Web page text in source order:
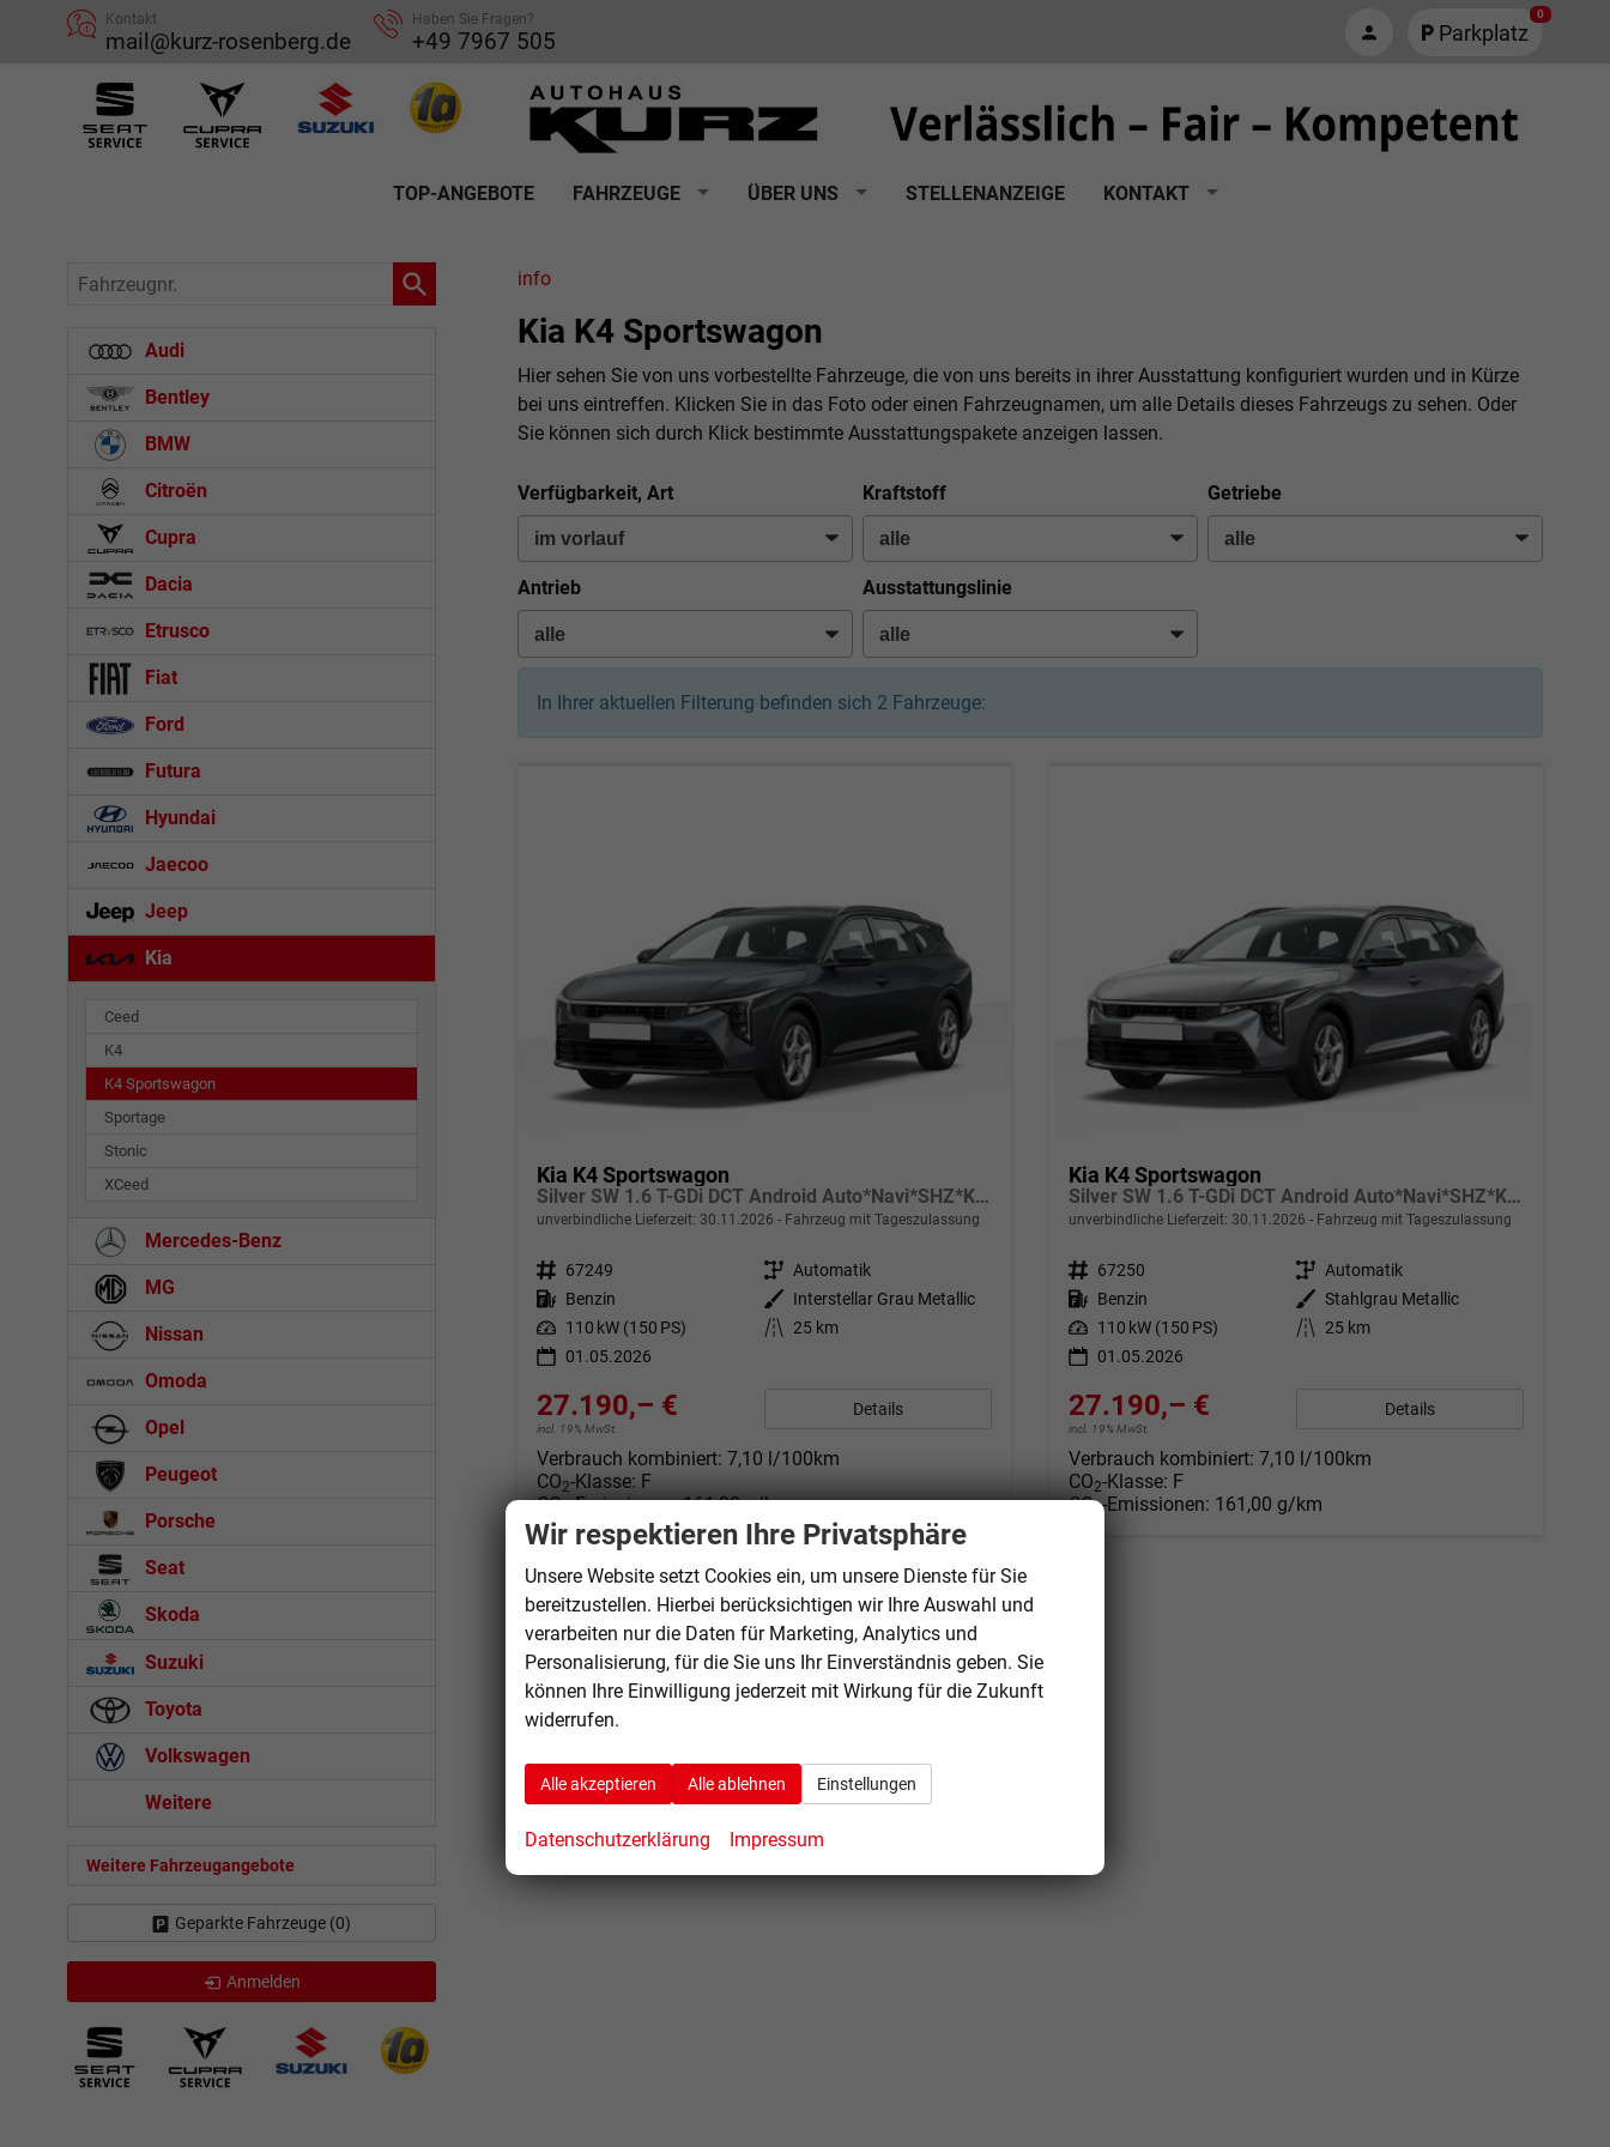
Kontakt
mail@kurz-rosenberg.de
Haben Sie Fragen?
+49 7967 505 Parkplatz
0
TOP-ANGEBOTE FAHRZEUGE ÜBER UNS STELLENANZEIGE KONTAKT
info
Kia K4 Sportswagon
Hier sehen Sie von uns vorbestellte Fahrzeuge, die von uns bereits in ihrer Ausstattung konfiguriert wurden und in Kürze
bei uns eintreffen. Klicken Sie in das Foto oder einen Fahrzeugnamen, um alle Details dieses Fahrzeugs zu sehen. Oder
Sie können sich durch Klick bestimmte Ausstattungspakete anzeigen lassen.
Verfügbarkeit, Art Kraftstoff Getriebe
Antrieb Ausstattungslinie
In Ihrer aktuellen Filterung befinden sich 2Fahrzeuge:
Kia K4 Sportswagon
Silver SW 1.6 T-GDi DCT Android Auto*Navi*SHZ*Kamera*ACC*Keyless*2Z Klimaauto*
unverbindliche Lieferzeit: 30.11.2026 Fahrzeug mit Tageszulassung
Fahrzeugnr. 67249 Getriebe Automatik
Kraftstoff Benzin Außenfarbe
Interstellar Grau Metallic
Leistung 110 kW (150 PS) Kilometerstand 25 km
01.05.2026
27.190,– €
incl. 19% MwSt.
Details
Verbrauch kombiniert: 7,10 l/100km
CO2-Klasse: F
CO -Emissionen:161,00 g/km
Kia K4 Sportswagon
Silver SW 1.6 T-GDi DCT Android Auto*Navi*SHZ*Kamera*ACC*Keyless*2Z Klimaauto*
unverbindliche Lieferzeit: 30.11.2026 Fahrzeug mit Tageszulassung
Fahrzeugnr. 67250 Getriebe Automatik
Kraftstoff Benzin Außenfarbe Stahlgrau Metallic
Leistung 110 kW (150 PS) Kilometerstand 25 km
01.05.2026
27.190,– €
incl. 19% MwSt.
Details
Verbrauch kombiniert: 7,10 l/100km
CO2-Klasse: F
CO 2-Emissionen: 161,00 g/km
Fahrzeugnr.
Audi
Bentley
BMW
Citroën
Cupra
Dacia
Etrusco
Fiat
Ford
Futura
Hyundai
Jaecoo
Jeep
Kia
Ceed
K4
K4 Sportswagon
Sportage
Stonic
XCeed
Mercedes-Benz
MG
Nissan
Omoda
Opel
Peugeot
Porsche
Seat
Skoda
Suzuki
Toyota
Volkswagen
Weitere
Weitere Fahrzeugangebote
Geparkte Fahrzeuge (0)
Anmelden
Wir respektieren Ihre Privatsphäre
Unsere Website setzt Cookies ein, um unsere Dienste für Sie
bereitzustellen. Hierbei berücksichtigen wir Ihre Auswahl und
verarbeiten nur die Daten für Marketing, Analytics und
Personalisierung, für die Sie uns Ihr Einverständnis geben. Sie
können Ihre Einwilligung jederzeit mit Wirkung für die Zukunft
widerrufen.
Alle akzeptieren Alle ablehnen Einstellungen
Datenschutzerklärung Impressum